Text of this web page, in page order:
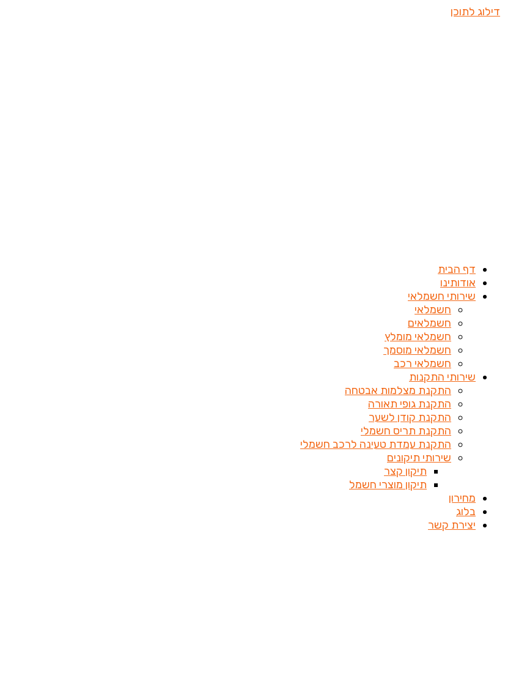
דילוג לתוכן
דף הבית
אודותינו
שירותי חשמלאי
חשמלאי
חשמלאים
חשמלאי מומלץ
חשמלאי מוסמך
חשמלאי רכב
שירותי התקנות
התקנת מצלמות אבטחה
התקנת גופי תאורה
התקנת קודן לשער
התקנת תריס חשמלי
התקנת עמדת טעינה לרכב חשמלי
שירותי תיקונים
תיקון קצר
תיקון מוצרי חשמל
מחירון
בלוג
יצירת קשר